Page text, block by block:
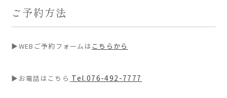
暮らしの器
ご予約方法
▶WEBご予約フォームは こちらから
▶お電話はこちら Tel.076-492-7777